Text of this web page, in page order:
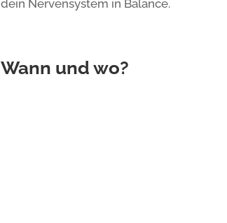
dein Nervensystem in Balance.
Wann und wo?